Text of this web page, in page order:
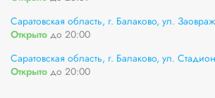
Саратовская область, г. Балаково, ул.
Открыто до 20:00
Саратовская область, г. Балаково, ул.
Открыто до 20:00